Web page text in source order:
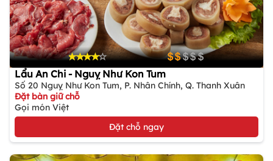
Lẩu An Chi - Nguỵ Như Kon Tum
Số 20 Nguỵ Như Kon Tum, P. Nhân Chính, Q. Thanh Xuân
Đặt bàn giữ chỗ
Gọi món Việt
Đặt chỗ ngay